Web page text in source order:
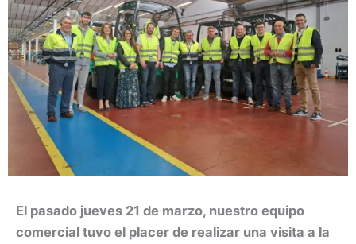
El pasado jueves 21 de marzo, nuestro equipo
comercial tuvo el placer de realizar una visita a la